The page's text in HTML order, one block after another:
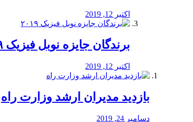
اکتبر 12, 2019
برندگان جایزه نوبل فیزیک ۲۰۱۹
اکتبر 12, 2019
بازدید مدیران ارشد وزارت راه
دسامبر 24, 2019